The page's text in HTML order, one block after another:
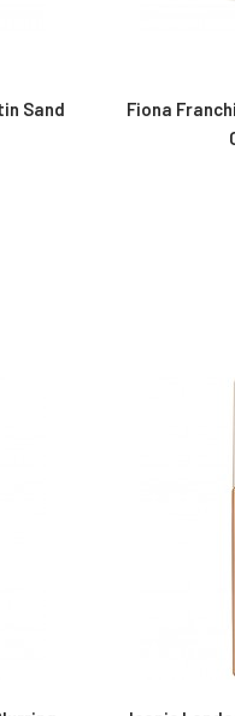
Sand
Fiona